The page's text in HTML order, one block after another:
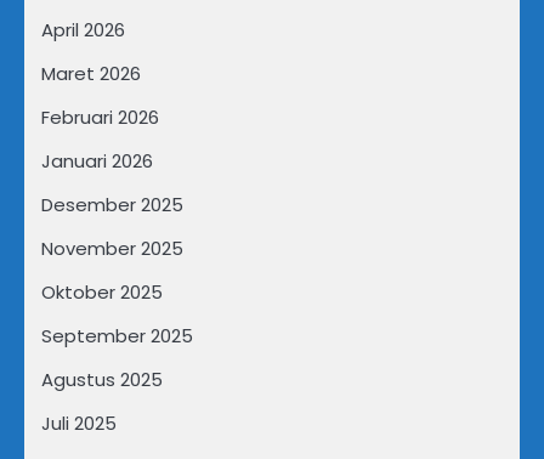
April 2026
Maret 2026
Februari 2026
Januari 2026
Desember 2025
November 2025
Oktober 2025
September 2025
Agustus 2025
Juli 2025